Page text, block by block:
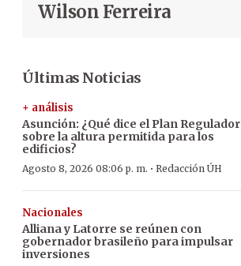
Wilson Ferreira
Últimas Noticias
+ análisis
Asunción: ¿Qué dice el Plan Regulador
sobre la altura permitida para los
edificios?
Agosto 8, 2026 08:06 p. m. · Redacción ÚH
Nacionales
Alliana y Latorre se reúnen con
gobernador brasileño para impulsar
inversiones